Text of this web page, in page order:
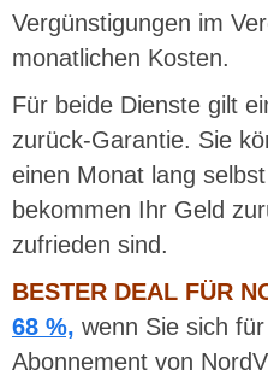
Vergünstigungen im
monatlichen Kosten.
Für beide Dienste gilt
zurück-Garantie. Sie
einen Monat lang
bekommen Ihr Geld
zufrieden sind.
BESTER DEAL FÜR
68 %, wenn Sie sich
Abonnement von